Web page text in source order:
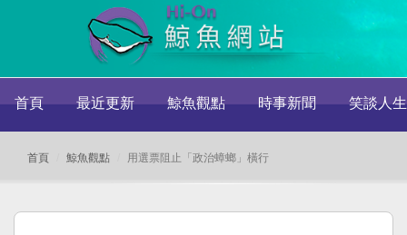
首頁 最近更新 鯨魚觀點 時事新聞 笑談人生
首頁 鯨魚觀點 用選票阻止「政治蟑螂」橫行